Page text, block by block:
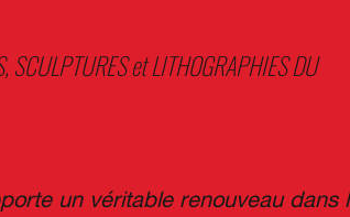
SCULPTURES et LITHOGRAPHIES DU
un véritable renouveau dans